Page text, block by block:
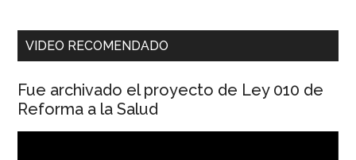
VIDEO RECOMENDADO
Fue archivado el proyecto de Ley 010 de
Reforma a la Salud